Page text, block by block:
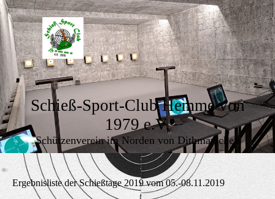
Schieß-Sport-Club Hemme von
1979 e.V.
Schützenverein im Norden von Dithmarschen
Ergebnisliste der Schießtage 2019 vom 05.-08.11.2019